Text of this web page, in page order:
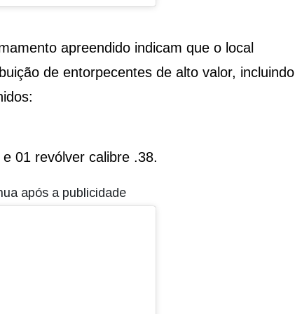
apreendido indicam que o local
de entorpecentes de alto valor, incluindo
01 revólver calibre .38.
após a publicidade